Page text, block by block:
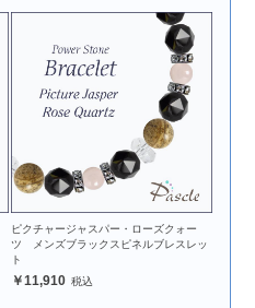
ピクチャージャスパー・ローズクォー
ツ メンズブラックスピネルブレスレッ
ト
11,910